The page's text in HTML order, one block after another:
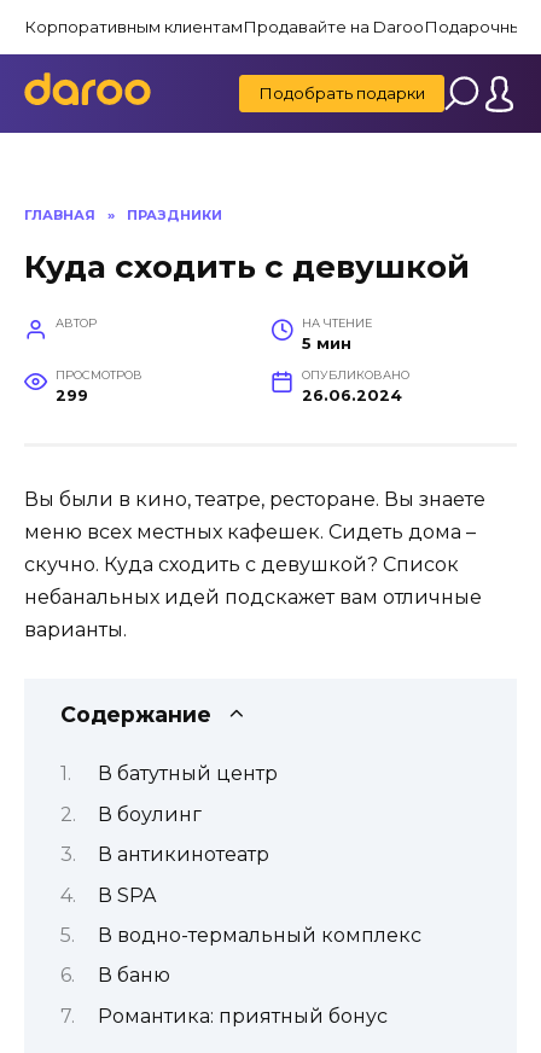
содержанию
Корпоративным клиентамПродавайте на DarooПодарочные
Подобрать подарки
ГЛАВНАЯ » ПРАЗДНИКИ
Куда сходить с девушкой
АВТОР НА ЧТЕНИЕ
5 мин
ПРОСМОТРОВ
299
ОПУБЛИКОВАНО
26.06.2024
Вы были в кино, театре, ресторане. Вы знаете
меню всех местных кафешек. Сидеть дома –
скучно. Куда сходить с девушкой? Список
небанальных идей подскажет вам отличные
варианты.
Содержание
В батутный центр
В боулинг
В антикинотеатр
В SPA
В водно-термальный комплекс
В баню
Романтика: приятный бонус